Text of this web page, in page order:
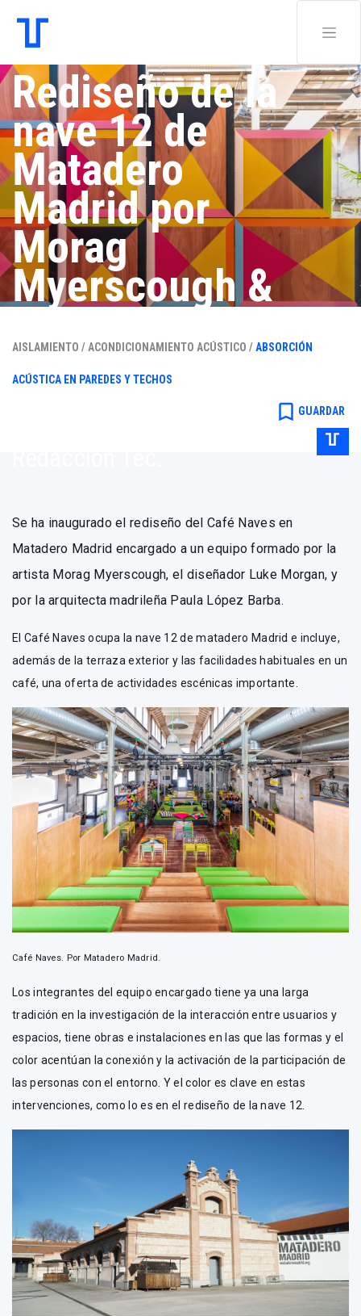
Rediseño de la
nave 12 de
Matadero
Madrid por
Morag
Myerscough &
Luke Morgan
con Paula
López Barba
AISLAMIENTO / ACONDICIONAMIENTO ACÚSTICO /ABSORCIÓN
ACÚSTICA EN PAREDES Y TECHOS
bookmark_border GUARDAR
Se ha inaugurado el rediseño del Café Naves en
Matadero Madrid encargado a un equipo formado por la
artista Morag Myerscough, el diseñador Luke Morgan, y
por la arquitecta madrileña Paula López Barba.
El Café Naves ocupa la nave 12 de matadero Madrid e incluye,
además de la terraza exterior y las facilidades habituales en un
café, una oferta de actividades escénicas importante.
Café Naves. Por Matadero Madrid.
Los integrantes del equipo encargado tiene ya una larga
tradición en la investigación de la interacción entre usuarios y
espacios, tiene obras e instalaciones en las que las formas y el
color acentúan la conexión y la activación de la participación de
las personas con el entorno. Y el color es clave en estas
intervenciones, como lo es en el rediseño de la nave 12.